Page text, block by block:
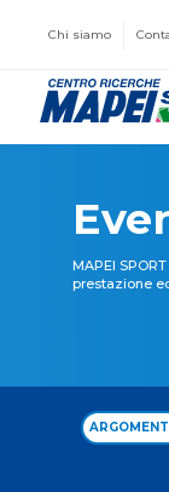
Chi siamo
MAPEI
prestazione